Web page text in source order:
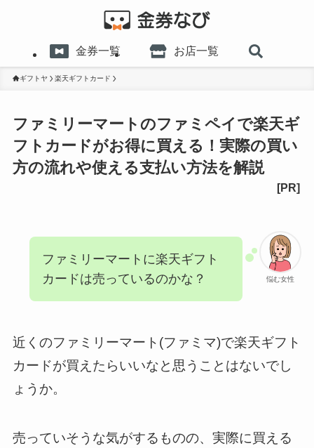
金券一覧 お店一覧
ギフトヤ 楽天ギフトカード
ファミリーマートのファミペイで楽天ギ
フトカードがお得に買える！実際の買い
方の流れや使える支払い方法を解説
悩む女性
ファミリーマートに楽天ギフト
カードは売っているのかな？
近くのファミリーマート(ファミマ)で楽天ギフト
カードが買えたらいいなと思うことはないでし
ょうか。
売っていそうな気がするものの、実際に買える